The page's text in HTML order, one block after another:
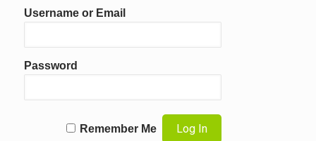
Username or Email
Password
Remember Me